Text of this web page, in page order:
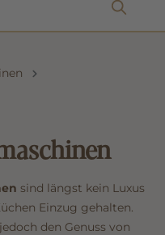
sind längst kein Luxus
Einzug gehalten.
den Genuss von